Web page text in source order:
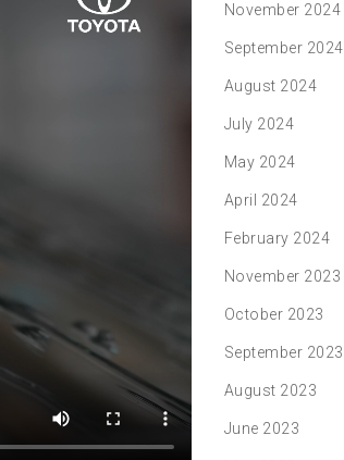
November 2024
September 2024
August 2024
July 2024
May 2024
April 2024
February 2024
November 2023
October 2023
September 2023
August 2023
June 2023